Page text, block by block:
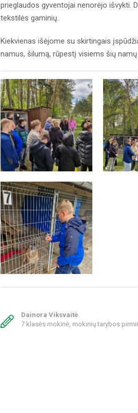
prieglaudos gyventojai nenorėjo išvykti.
tekstilės gaminių.
Kiekvienas išėjome su skirtingais
namus, šilumą, rūpestį visiems šių
Dainora Viksvaitė
7 klasės mokinė, mokinių tarybos